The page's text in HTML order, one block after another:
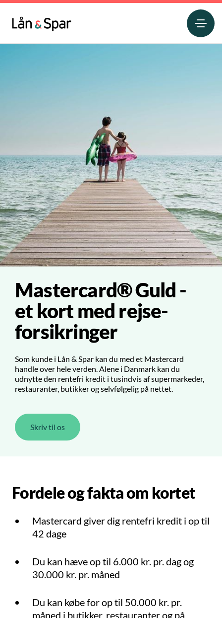
Mastercard® Guld -
et kort med rejse-
forsikringer
Som kunde i Lån & Spar kan du med et Mastercard
handle over hele verden. Alene i Danmark kan du
udnytte den rentefri kredit i tusindvis af supermarkeder,
restauranter, butikker og selvfølgelig på nettet.
Skriv til os
Fordele og fakta om kortet
Mastercard giver dig rentefri kredit i op til
42 dage
Du kan hæve op til 6.000 kr. pr. dag og
30.000 kr. pr. måned
Du kan købe for op til 50.000 kr. pr.
måned i butikker, restauranter og på